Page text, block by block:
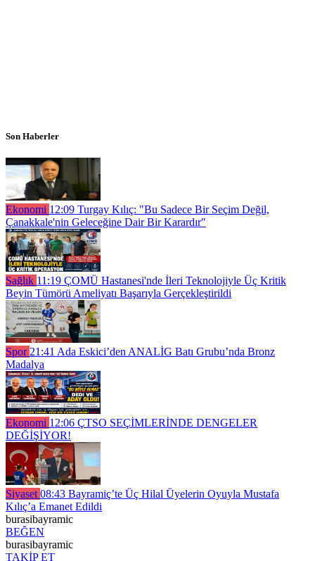
Son Haberler
Ekonomi 12:09 Turgay Kılıç: "Bu Sadece Bir Seçim Değil,
Çanakkale'nin Geleceğine Dair Bir Karardır"
Sağlık 11:19 ÇOMÜ Hastanesi'nde İleri Teknolojiyle Üç Kritik
Beyin Tümörü Ameliyatı Başarıyla Gerçekleştirildi
Spor 21:41 Ada Eskici’den ANALİG Batı Grubu’nda Bronz
Madalya
Ekonomi 12:06 ÇTSO SEÇİMLERİNDE DENGELER
DEĞİŞİYOR!
Siyaset 08:43 Bayramiç’te Üç Hilal Üyelerin Oyuyla Mustafa
Kılıç’a Emanet Edildi
burasibayramic
BEĞEN
burasibayramic
TAKİP ET